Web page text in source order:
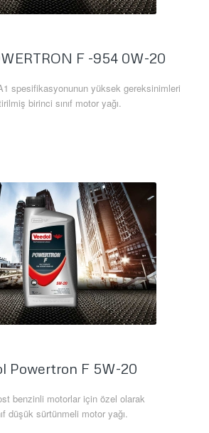
F -954 0W-20
spesifikasyonunun yüksek gereksinimleri
birinci sınıf motor yağı.
Powertron F 5W-20
benzinli motorlar için özel olarak
düşük sürtünmeli motor yağı.